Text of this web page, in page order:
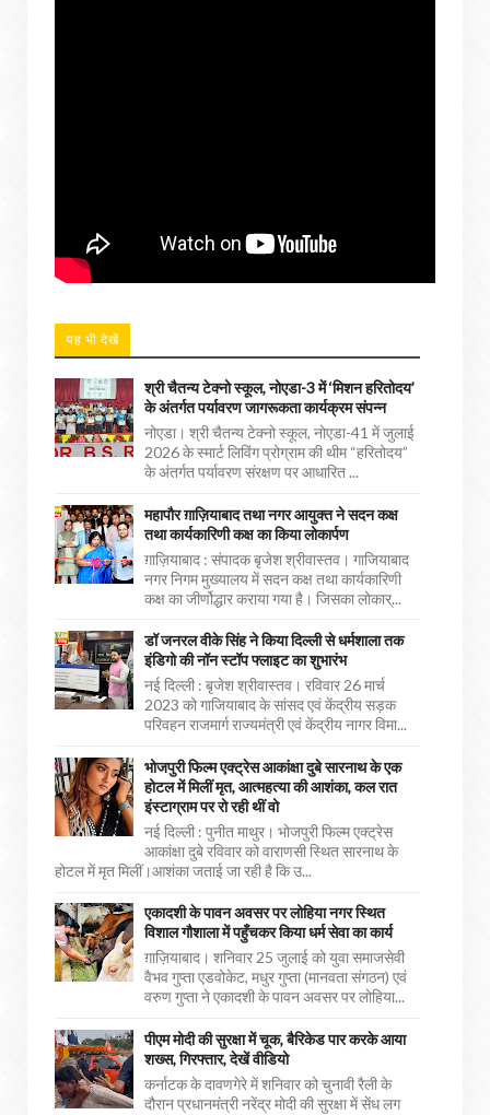
यह भी देखें
श्री चैतन्य टेक्नो स्कूल, नोएडा-3 में ‘मिशन हरितोदय’
के अंतर्गत पर्यावरण जागरूकता कार्यक्रम संपन्न
नोएडा। श्री चैतन्य टेक्नो स्कूल, नोएडा-41 में जुलाई
2026 के स्मार्ट लिविंग प्रोग्राम की थीम “हरितोदय”
के अंतर्गत पर्यावरण संरक्षण पर आधारित ...
महापौर ग़ाज़ियाबाद तथा नगर आयुक्त ने सदन कक्ष
तथा कार्यकारिणी कक्ष का किया लोकार्पण
ग़ाज़ियाबाद : संपादक बृजेश श्रीवास्तव। गाजियाबाद
नगर निगम मुख्यालय में सदन कक्ष तथा कार्यकारिणी
कक्ष का जीर्णोद्धार कराया गया है। जिसका लोकार्...
डॉ जनरल वीके सिंह ने किया दिल्ली से धर्मशाला तक
इंडिगो की नॉन स्टॉप फ्लाइट का शुभारंभ
नई दिल्ली : बृजेश श्रीवास्तव। रविवार 26 मार्च
2023 को गाजियाबाद के सांसद एवं केंद्रीय सड़क
परिवहन राजमार्ग राज्यमंत्री एवं केंद्रीय नागर विमा...
भोजपुरी फिल्म एक्ट्रेस आकांक्षा दुबे सारनाथ के एक
होटल में मिलीं मृत, आत्महत्या की आशंका, कल रात
इंस्टाग्राम पर रो रही थीं वो
नई दिल्ली : पुनीत माथुर। भोजपुरी फिल्म एक्ट्रेस
आकांक्षा दुबे रविवार को वाराणसी स्थित सारनाथ के
होटल में मृत मिलीं।आशंका जताई जा रही है कि उ...
एकादशी के पावन अवसर पर लोहिया नगर स्थित
विशाल गौशाला में पहुँचकर किया धर्म सेवा का कार्य
ग़ाज़ियाबाद। शनिवार 25 जुलाई को युवा समाजसेवी
वैभव गुप्ता एडवोकेट, मधुर गुप्ता (मानवता संगठन) एवं
वरुण गुप्ता ने एकादशी के पावन अवसर पर लोहिया...
पीएम मोदी की सुरक्षा में चूक, बैरिकेड पार करके आया
शख्स, गिरफ्तार, देखें वीडियो
कर्नाटक के दावणगेरे में शनिवार को चुनावी रैली के
दौरान प्रधानमंत्री नरेंद्र मोदी की सुरक्षा में सेंध लग